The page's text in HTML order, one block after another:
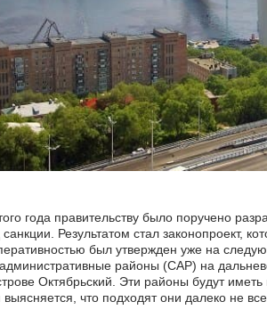
года правительству было поручено
Результатом стал законопроект,
был утвержден уже на
районы (САР) на
Октябрьский. Эти районы будут
выясняется, что подходят они далеко не